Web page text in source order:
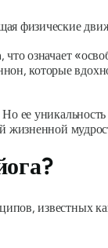
физические
что означает
которые
жизненной
известных